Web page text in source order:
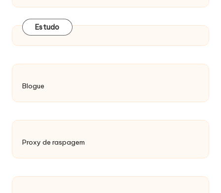
Estudo
Blogue
Proxy de raspagem